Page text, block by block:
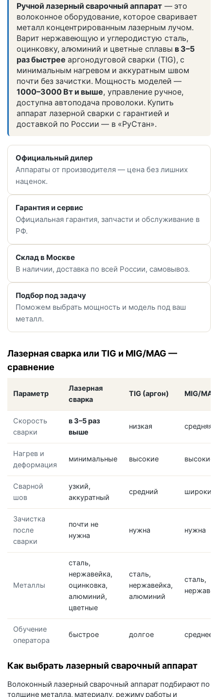
Ручной лазерный сварочный аппарат — это
волоконное оборудование, которое сваривает
металл концентрированным лазерным лучом.
Варит нержавеющую и углеродистую сталь,
оцинковку, алюминий и цветные сплавы в 3–5
раз быстрее аргонодуговой сварки (TIG), с
минимальным нагревом и аккуратным швом
почти без зачистки. Мощность моделей —
1000–3000 Вт и выше, управление ручное,
доступна автоподача проволоки. Купить
аппарат лазерной сварки с гарантией и
доставкой по России — в «РуСтан».
Официальный дилер
Аппараты от производителя — цена без лишних
наценок.
Гарантия и сервис
Официальная гарантия, запчасти и обслуживание в
РФ.
Склад в Москве
В наличии, доставка по всей России, самовывоз.
Подбор под задачу
Поможем выбрать мощность и модель под ваш
металл.
Лазерная сварка или TIG и MIG/MAG —
сравнение
Параметр
Лазерная
сварка
TIG (аргон) MIG/MAG
Скорость
сварки
в 3–5 раз
выше
низкая средняя
Нагрев и
деформация
минимальные высокие высокие
Сварной
шов
узкий,
аккуратный
средний широкий
Зачистка
после
сварки
почти не
нужна
нужна нужна
Металлы
сталь,
нержавейка,
оцинковка,
алюминий,
цветные
сталь,
нержавейка,
алюминий
сталь,
Обучение
оператора
быстрое долгое среднее
Как выбрать лазерный сварочный аппарат
Волоконный лазерный сварочный аппарат подбирают по
толщине металла, материалу, режиму работы и